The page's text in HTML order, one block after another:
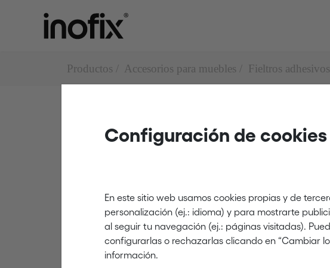
Configuración de cookies
En este sitio web usamos cookies propias y de
personalización (ej.: idioma) y para mostrarte
al seguir tu navegación (ej.: páginas visitadas).
configurarlas o rechazarlas clicando en “Cambiar
información.
Productos Accesorios para muebles Fieltros adhesivos
Fieltros adhesivos
blanco